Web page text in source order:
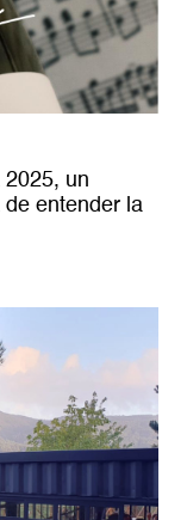
2025, un
entender la